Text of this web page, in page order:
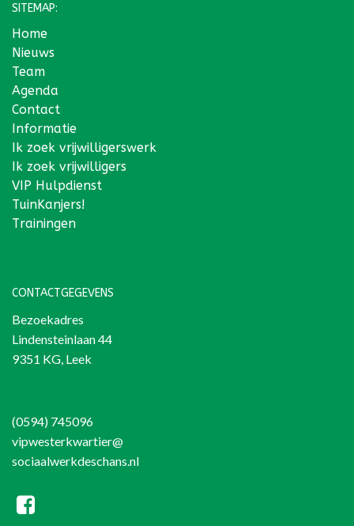
SITEMAP:
Home
Nieuws
Team
Agenda
Contact
Informatie
Ik zoek vrijwilligerswerk
Ik zoek vrijwilligers
VIP Hulpdienst
TuinKanjers!
Trainingen
CONTACTGEGEVENS
Bezoekadres
Lindensteinlaan 44
9351 KG, Leek
(0594) 745096
vipwesterkwartier@
sociaalwerkdeschans.nl